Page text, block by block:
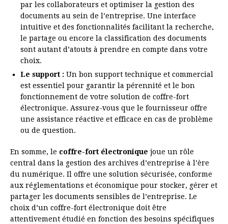
par les collaborateurs et optimiser la gestion des
documents au sein de l’entreprise. Une interface
intuitive et des fonctionnalités facilitant la recherche,
le partage ou encore la classification des documents
sont autant d’atouts à prendre en compte dans votre
choix.
Le support : Un bon support technique et commercial
est essentiel pour garantir la pérennité et le bon
fonctionnement de votre solution de coffre-fort
électronique. Assurez-vous que le fournisseur offre
une assistance réactive et efficace en cas de problème
ou de question.
En somme, le coffre-fort électronique joue un rôle
central dans la gestion des archives d’entreprise à l’ère
du numérique. Il offre une solution sécurisée, conforme
aux réglementations et économique pour stocker, gérer et
partager les documents sensibles de l’entreprise. Le
choix d’un coffre-fort électronique doit être
attentivement étudié en fonction des besoins spécifiques